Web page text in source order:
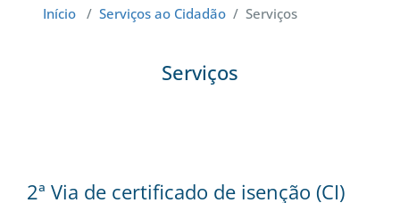
Início / Serviços ao Cidadão / Serviços
Serviços
2ª Via de certificado de isenção (CI)